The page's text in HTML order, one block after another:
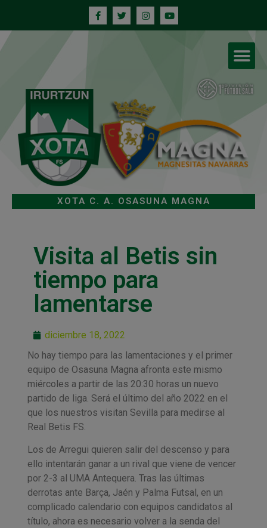
XOTA C. A. OSASUNA MAGNA
Visita al Betis sin
tiempo para
lamentarse
diciembre 18, 2022
No hay tiempo para las lamentaciones y el primer
equipo de Osasuna Magna afronta este mismo
miércoles a partir de las 20:30 horas un nuevo
partido de liga. Será el último del año 2022 en el
que los nuestros visitan Sevilla para medirse al
Real Betis FS.
Los de Arregui quieren salir del descenso y para
ello intentarán ganar a un rival que viene de vencer
por 2-3 al UMA Antequera. Tras las últimas
derrotas ante Barça, Jaén y Palma Futsal, en un
complicado calendario con equipos candidatos al
título, ahora es necesario volver a la senda del